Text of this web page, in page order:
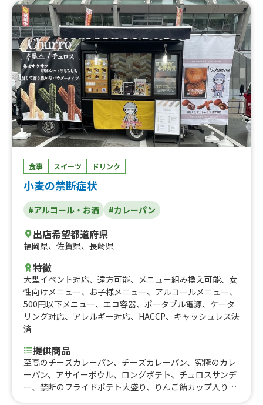
食事 スイーツ ドリンク
小麦の禁断症状
#アルコール・お酒 #カレーパン
出店希望都道府県
福岡県、 佐賀県、 長崎県
特徴
大型イベント対応、 遠方可能、 メニュー組み換え可能、 女
性向けメニュー、 お子様メニュー、 アルコールメニュー、
500円以下メニュー、 エコ容器、 ポータブル電源、 ケータ
リング対応、 アレルギー対応、 HACCP、 キャッシュレス決
済
提供商品
至高のチーズカレーパン、チーズカレーパン、究極のカレ
ーパン、アサイーボウル、ロングポテト、チュロスサンデ
ー、禁断のフライドポテト大盛り、りんご飴カップ入り、